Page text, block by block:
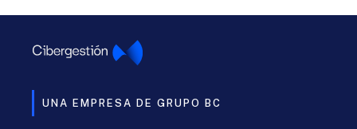
UNA EMPRESA DE GRUPO BC